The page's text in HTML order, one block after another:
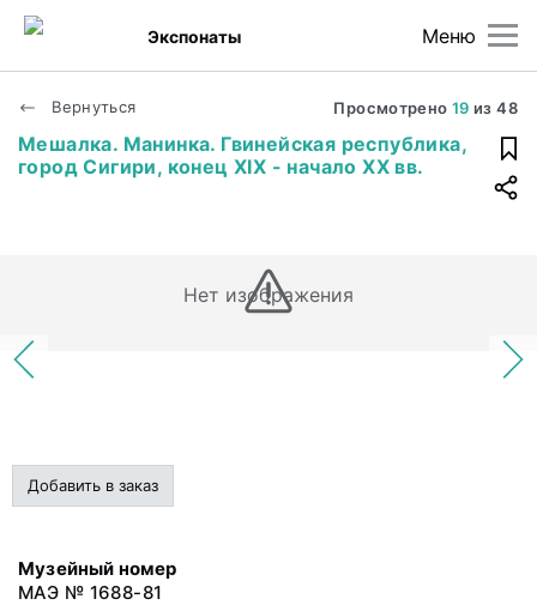
Меню
Экспонаты
Вернуться Просмотрено 19 из48
Мешалка. Манинка. Гвинейская республика,
город Сигири, конец XIX - начало XX вв.
Нет изображения
Добавить в заказ
Музейный номер
МАЭ № 1688-81